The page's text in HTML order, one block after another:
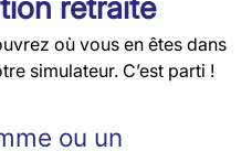
retraite
où vous en êtes dans
simulateur. C’est parti !